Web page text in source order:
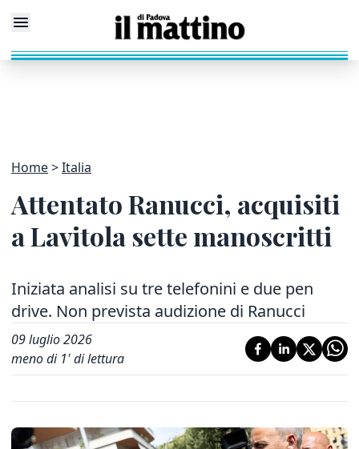
Home Italia
Attentato Ranucci, acquisiti
a Lavitola sette manoscritti
Iniziata analisi su tre telefonini e due pen
drive. Non prevista audizione di Ranucci
09 luglio 2026
meno di 1' di lettura